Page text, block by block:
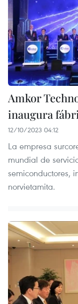
Amkor
inaugura
12/10/2023 04:12
La empresa
mundial de
semiconductores,
norvietamita.